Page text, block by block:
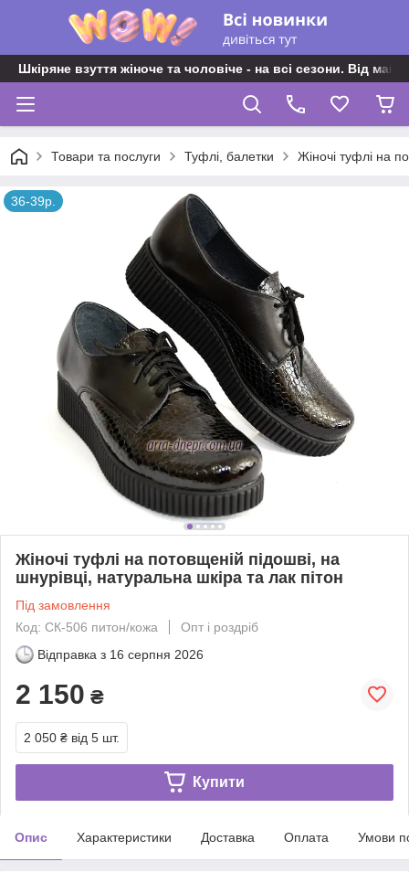
Шкіряне взуття жіноче та чоловіче - на всі сезони. Від
Товари та послуги Туфлі, балетки Жіночі туфлі на
36-39р.
Жіночі туфлі на потовщеній підошві, на
шнурівці, натуральна шкіра та лак пітон
Під замовлення
Код: СК-506 питон/кожа
Опт і роздріб
Відправка з 16 серпня 2026
2 150 ₴
2 050 ₴ від 5 шт.
Купити
Опис Характеристики Доставка Оплата Умови